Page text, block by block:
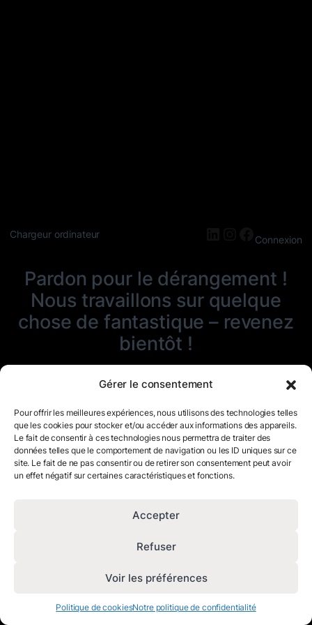
Gérer le consentement
Pour offrir les meilleures expériences, nous utilisons des technologies telles
que les cookies pour stocker et/ou accéder aux informations des appareils.
Le fait de consentir à ces technologies nous permettra de traiter des
données telles que le comportement de navigation ou les ID uniques sur ce
site. Le fait de ne pas consentir ou de retirer son consentement peut avoir
un effet négatif sur certaines caractéristiques et fonctions.
Accepter
Refuser
Voir les préférences
Politique de cookiesNotre politique de confidentialité
Chargeur ordinateur LinkedIn
Instagram
Connexion
Pardon pour le dérangement !
Nous travaillons sur quelque
chose de fantastique – revenez
bientôt !